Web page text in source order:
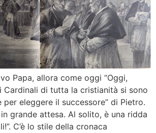
Papa, allora come oggi “Oggi,
Cardinali di tutta la cristianità si sono
eleggere il successore” di Pietro.
grande attesa. Al solito, è una ridda
C’è lo stile della cronaca